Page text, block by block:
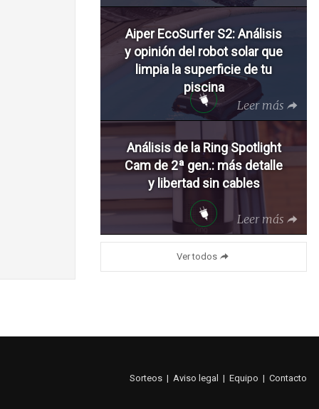
Aiper EcoSurfer S2: Análisis
y opinión del robot solar que
limpia la superficie de tu
piscina
Leer más
Análisis de la Ring Spotlight
Cam de 2ª gen.: más detalle
y libertad sin cables
Leer más
Ver todos
Sorteos | Aviso legal | Equipo | Contacto